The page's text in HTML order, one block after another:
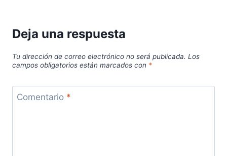
Deja una respuesta
Tu dirección de correo electrónico no será publicada. Los
campos obligatorios están marcados con *
Comentario *